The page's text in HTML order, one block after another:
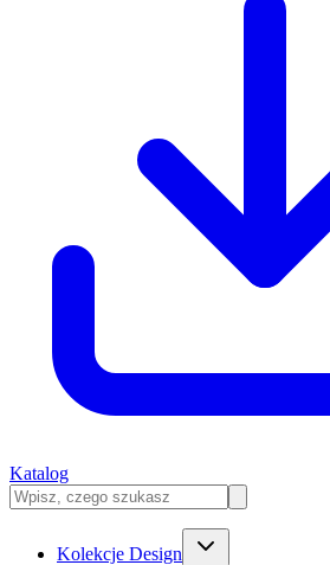
Katalog
Kolekcje Design